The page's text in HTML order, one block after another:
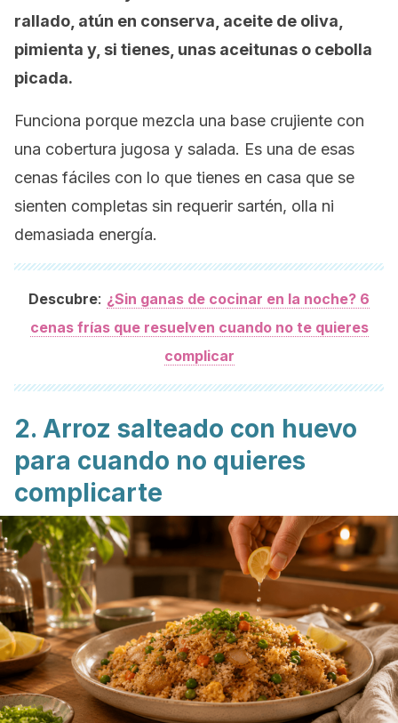
rallado, atún en conserva, aceite de oliva,
pimienta y, si tienes, unas aceitunas o cebolla
picada.
Funciona porque mezcla una base crujiente con
una cobertura jugosa y salada. Es una de esas
cenas fáciles con lo que tienes en casa que se
sienten completas sin requerir sartén, olla ni
demasiada energía.
Descubre: ¿Sin ganas de cocinar en la noche? 6
cenas frías que resuelven cuando no te quieres
complicar
2. Arroz salteado con huevo
para cuando no quieres
complicarte